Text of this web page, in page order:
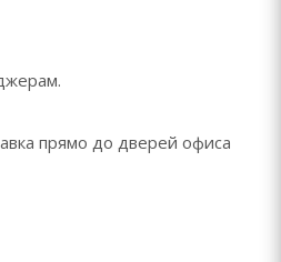
прямо до дверей офиса